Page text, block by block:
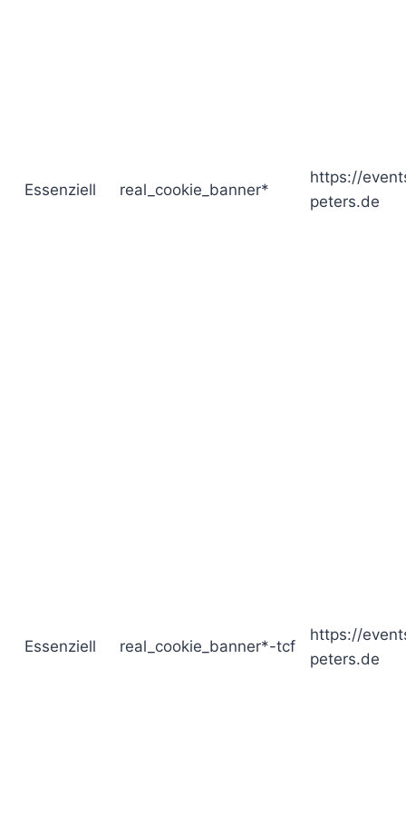
Essenziell real_cookie_banner*
https://
peters.de
Essenziell real_cookie_banner*-tcf
https://
peters.de